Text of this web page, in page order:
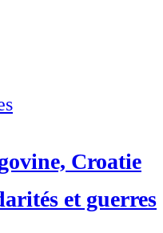
Croatie
et guerres